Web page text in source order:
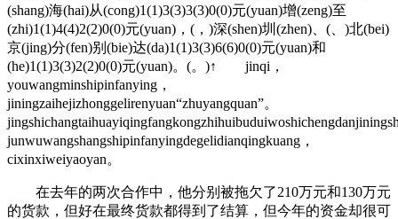
(shang)海(hai)从(cong)1(1)3(3)3(3)0(0)元(yuan)增(zeng)至
(zhi)1(1)4(4)2(2)0(0)元(yuan)，(，)深(shen)圳(zhen)、(、)北(bei)
京(jing)分(fen)别(bie)达(da)1(1)3(3)6(6)0(0)元(yuan)和
(he)1(1)3(3)2(2)0(0)元(yuan)。(。)↑ jinqi，
youwangminshipinfanying，
jiningzaihejizhonggelirenyuan“zhuyangquan”。
junwuwangshangshipinfanyingdegelidianqingkuang，
cixinxiweiyaoyan。
在去年的两次合作中，他分别被拖欠了210万元和130万元
的货款，但好在最终货款都得到了结算，但今年的资金却很可